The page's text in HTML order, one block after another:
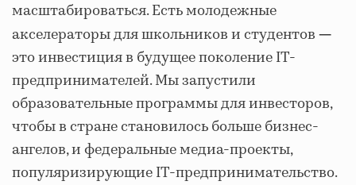
масштабироваться. Есть молодежные
акселераторы для школьников и студентов —
это инвестиция в будущее поколение IT-
предпринимателей. Мы запустили
образовательные программы для инвесторов,
чтобы в стране становилось больше бизнес-
ангелов, и федеральные медиа-проекты,
популяризирующие IT-предпринимательство.